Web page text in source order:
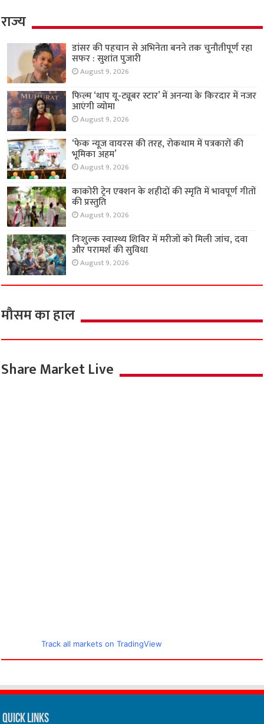
राज्य
डांसर की पहचान से अभिनेता बनने तक चुनौतीपूर्ण रहा
सफर : सुशांत पुजारी
August 9, 2026
फिल्म ‘थाप यू-ट्यूबर स्टार’ में अनन्या के किरदार में नजर
आएंगी व्योमा
August 9, 2026
‘फेक न्यूज वायरस की तरह, रोकथाम में पत्रकारों की
भूमिका अहम’
August 9, 2026
काकोरी ट्रेन एक्शन के शहीदों की स्मृति में भावपूर्ण गीतों
की प्रस्तुति
August 9, 2026
निःशुल्क स्वास्थ्य शिविर में मरीजों को मिली जांच, दवा
और परामर्श की सुविधा
August 9, 2026
मौसम का हाल
Share Market Live
Track all markets on TradingView
Quick Links